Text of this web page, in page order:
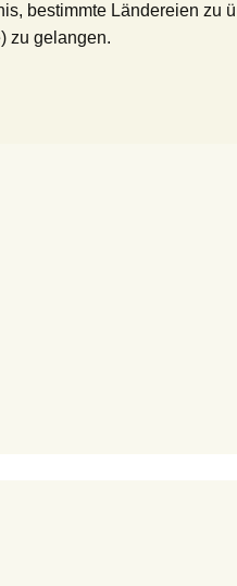
bestimmte Ländereien zu
zu gelangen.